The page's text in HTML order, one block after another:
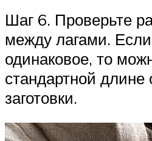
Шаг 6. Проверьте
между лагами.
одинаковое, то
стандартной длине
заготовки.